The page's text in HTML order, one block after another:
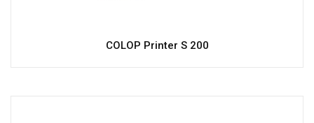
COLOP Printer S 200